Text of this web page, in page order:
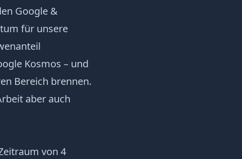
Google &
für unsere
Kosmos – und
Bereich brennen.
aber auch
von 4